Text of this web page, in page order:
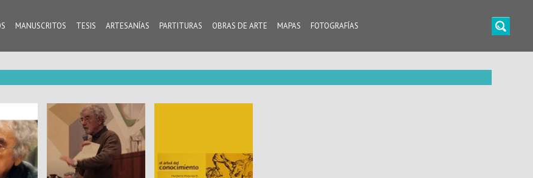
MANUSCRITOS TESIS ARTESANÍAS PARTITURAS OBRAS DE ARTE MAPAS FOTOGRAFÍAS